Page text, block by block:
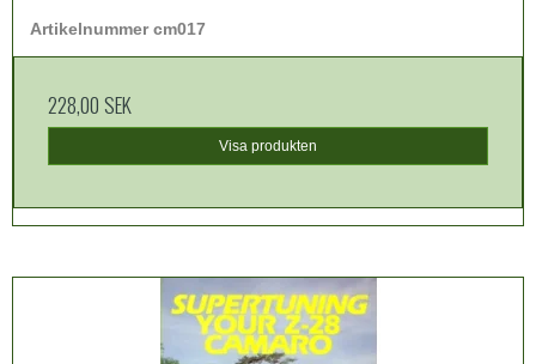
Artikelnummer cm017
228,00 SEK
Visa produkten